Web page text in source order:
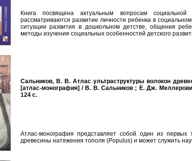
Книга посвящена актуальным вопросам
рассматриваются развитие личности ребенка в
ситуации развития в дошкольном детстве, общения
методы изучения социальных особенностей детского
Сальников, В. В. Атлас ультраструктуры волокон
[атлас-монография] / В. В. Сальников ; Е. Дж.
124 с.
Атлас-монография представляет собой один из первых
древесины натяжения тополя (Populus) и может служить